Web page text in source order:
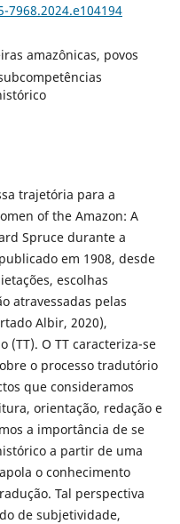
amazônicas, povos
trajetória para a
of the Amazon: A
Spruce durante a
em 1908, desde
escolhas
atravessadas pelas
Albir, 2020),
(TT). O TT caracteriza-se
o processo tradutório
que consideramos
orientação, redação e
a importância de se
a partir de uma
o conhecimento
Tal perspectiva
de subjetividade,